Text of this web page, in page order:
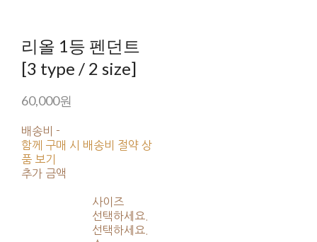
리올 1등 펜던트
[3 type / 2 size]
60,000원
배송비 -
함께 구매 시 배송비 절약 상
품 보기
추가 금액
사이즈
선택하세요.
선택하세요.